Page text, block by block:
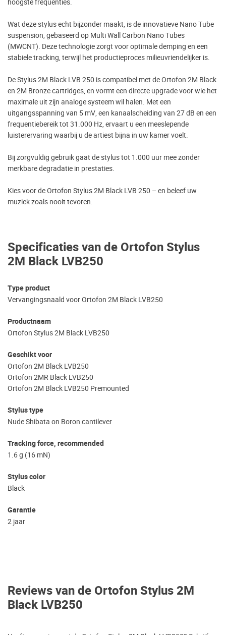
Specificaties van de Ortofon Stylus
2M Black LVB250
Type product
Vervangingsnaald voor Ortofon 2M Black LVB250
Productnaam
Ortofon Stylus 2M Black LVB250
Geschikt voor
Ortofon 2M Black LVB250
Ortofon 2MR Black LVB250
Ortofon 2M Black LVB250 Premounted
Stylus type
Nude Shibata on Boron cantilever
Tracking force, recommended
1.6 g (16 mN)
Stylus color
Black
Garantie
2 jaar
Wat deze stylus echt bijzonder maakt, is de innovatieve Nano Tube
suspension, gebaseerd op Multi Wall Carbon Nano Tubes
(MWCNT). Deze technologie zorgt voor optimale demping en een
stabiele tracking, terwijl het productieproces milieuvriendelijker is.
De Stylus 2M Black LVB 250 is compatibel met de Ortofon 2M Black
en 2M Bronze cartridges, en vormt een directe upgrade voor wie het
maximale uit zijn analoge systeem wil halen. Met een
uitgangsspanning van 5 mV, een kanaalscheiding van 27 dB en een
frequentiebereik tot 31.000 Hz, ervaart u een meeslepende
luisterervaring waarbij u de artiest bijna in uw kamer voelt.
Bij zorgvuldig gebruik gaat de stylus tot 1.000 uur mee zonder
merkbare degradatie in prestaties.
Kies voor de Ortofon Stylus 2M Black LVB 250 – en beleef uw
muziek zoals nooit tevoren.
Reviews van de Ortofon Stylus 2M
Black LVB250